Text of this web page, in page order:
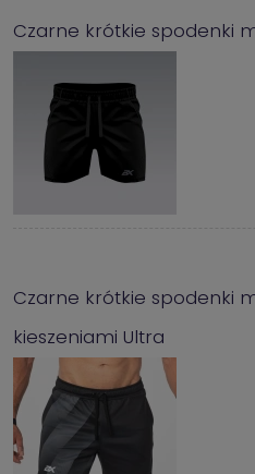
Czarne krótkie spodenki
Czarne krótkie spodenki
kieszeniami Ultra